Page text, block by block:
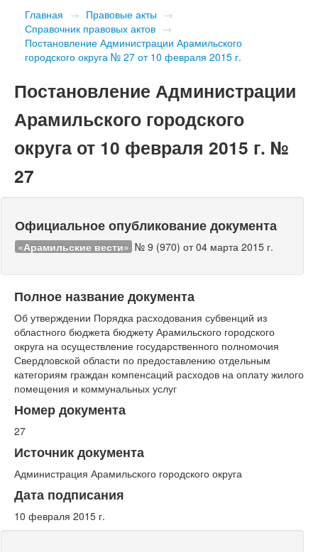
Главная → Правовые акты →
Справочник правовых актов →
Постановление Администрации Арамильского
городского округа № 27 от 10 февраля 2015 г.
Постановление Администрации
Арамильского городского
округа от 10 февраля 2015 г. №
27
Официальное опубликование документа
«Арамильские вести» № 9 (970) от 04 марта 2015 г.
Полное название документа
Об утверждении Порядка расходования субвенций из
областного бюджета бюджету Арамильского городского
округа на осуществление государственного полномочия
Свердловской области по предоставлению отдельным
категориям граждан компенсаций расходов на оплату жилого
помещения и коммунальных услуг
Номер документа
27
Источник документа
Администрация Арамильского городского округа
Дата подписания
10 февраля 2015 г.